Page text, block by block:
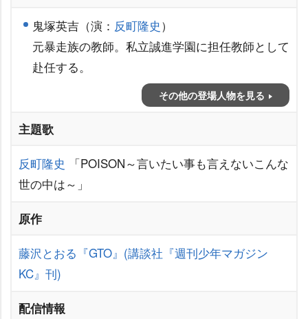
鬼塚英吉（演： 反町隆史）
元暴走族の教師。私立誠進学園に担任教師として
赴任する。
その他の登場人物を見る
主題歌
反町隆史 「POISON～言いたい事も言えないこんな
世の中は～」
原作
藤沢とおる『GTO』(講談社『週刊少年マガジン
KC』刊)
配信情報